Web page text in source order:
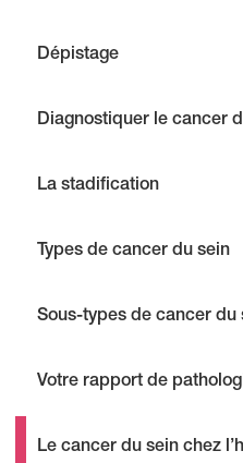
Dépistage
Diagnostiquer le cancer
La stadification
Types de cancer du sein
Sous-types de cancer du
Votre rapport de
Le cancer du sein chez